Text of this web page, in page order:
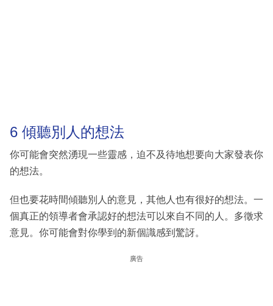
6 傾聽別人的想法
你可能會突然湧現一些靈感，迫不及待地想要向大家發表你
的想法。
但也要花時間傾聽別人的意見，其他人也有很好的想法。一
個真正的領導者會承認好的想法可以來自不同的人。多徵求
意見。你可能會對你學到的新個識感到驚訝。
廣告